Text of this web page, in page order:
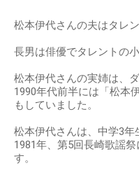
松本伊代さんの夫はタレ
長男は俳優でタレントの
松本伊代さんの実姉は、
1990年代前半には「松本
もしていました。
松本伊代さんは、中学3
1981年、第5回長崎歌謡
す。